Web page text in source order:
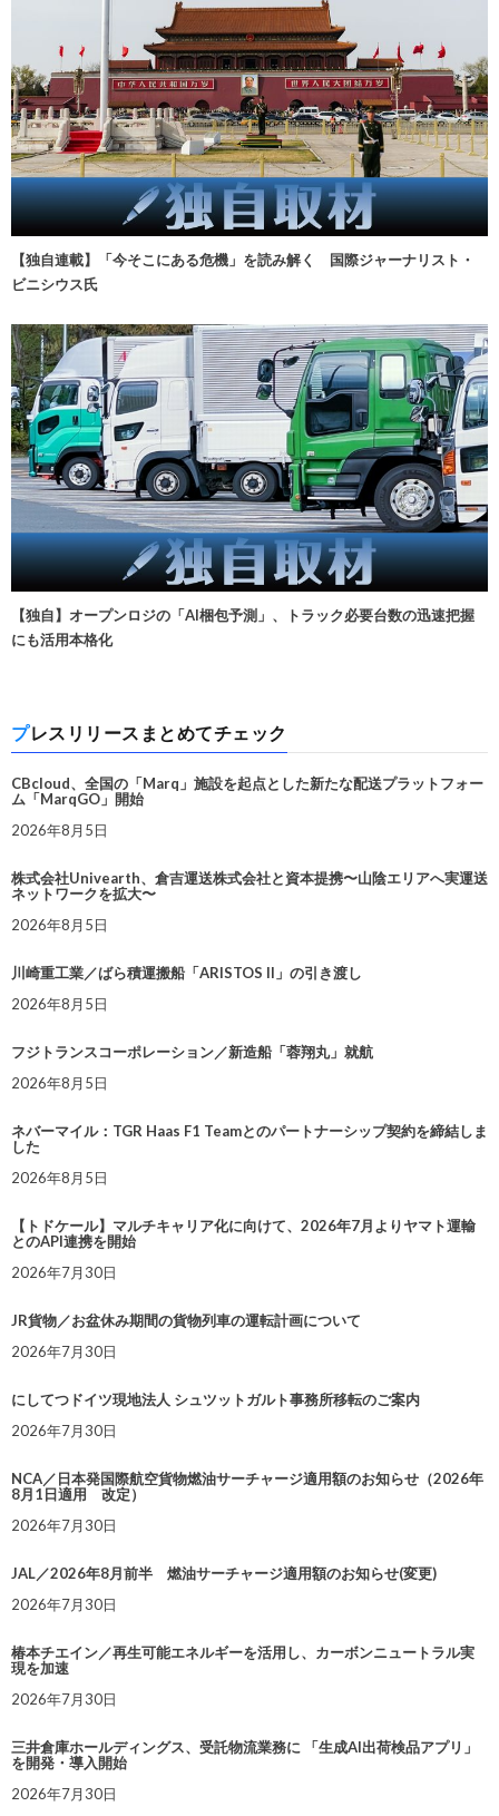
【独自連載】「今そこにある危機」を読み解く 国際ジャーナリスト・
ビニシウス氏
【独自】オープンロジの「AI梱包予測」、トラック必要台数の迅速把握
にも活用本格化
プレスリリースまとめてチェック
CBcloud、全国の「Marq」施設を起点とした新たな配送プラットフォー
ム「MarqGO」開始
2026年8月5日
株式会社Univearth、倉吉運送株式会社と資本提携〜山陰エリアへ実運送
ネットワークを拡大〜
2026年8月5日
川崎重工業／ばら積運搬船「ARISTOS II」の引き渡し
2026年8月5日
フジトランスコーポレーション／新造船「蓉翔丸」就航
2026年8月5日
ネバーマイル：TGR Haas F1 Teamとのパートナーシップ契約を締結しま
した
2026年8月5日
【トドケール】マルチキャリア化に向けて、2026年7月よりヤマト運輸
とのAPI連携を開始
2026年7月30日
JR貨物／お盆休み期間の貨物列車の運転計画について
2026年7月30日
にしてつドイツ現地法人 シュツットガルト事務所移転のご案内
2026年7月30日
NCA／日本発国際航空貨物燃油サーチャージ適用額のお知らせ（2026年
8月1日適用 改定）
2026年7月30日
JAL／2026年8月前半 燃油サーチャージ適用額のお知らせ(変更)
2026年7月30日
椿本チエイン／再生可能エネルギーを活用し、カーボンニュートラル実
現を加速
2026年7月30日
三井倉庫ホールディングス、受託物流業務に 「生成AI出荷検品アプリ」
を開発・導入開始
2026年7月30日